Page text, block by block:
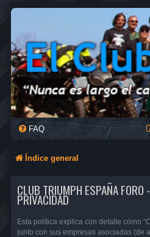
FAQ
Índice general
CLUB TRIUMPH ESPAÑA FORO
PRIVACIDAD
Esta política explica con detalle cómo
junto con sus empresas asociadas (de